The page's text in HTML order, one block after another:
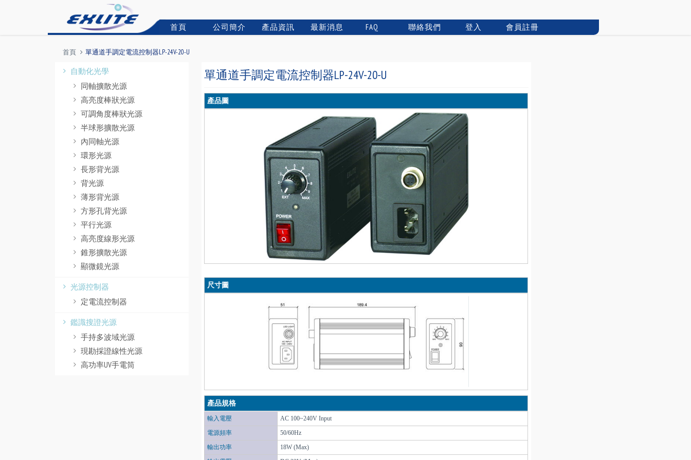
首頁 公司簡介 產品資訊 最新消息 FAQ 聯絡我們 登入 會員註冊
首頁 單通道手調定電流控制器LP-24V-20-U
自動化光學
同軸擴散光源
高亮度棒狀光源
可調角度棒狀光源
半球形擴散光源
內同軸光源
環形光源
長形背光源
背光源
薄形背光源
方形孔背光源
平行光源
高亮度線形光源
錐形擴散光源
顯微鏡光源
光源控制器
定電流控制器
鑑識搜證光源
手持多波域光源
現勘採證線性光源
高功率UV手電筒
單通道手調定電流控制器LP-24V-20-U
產品圖
尺寸圖
產品規格
輸入電壓
AC 100~240V Input
電源頻率
50/60Hz
輸出功率
18W (Max)